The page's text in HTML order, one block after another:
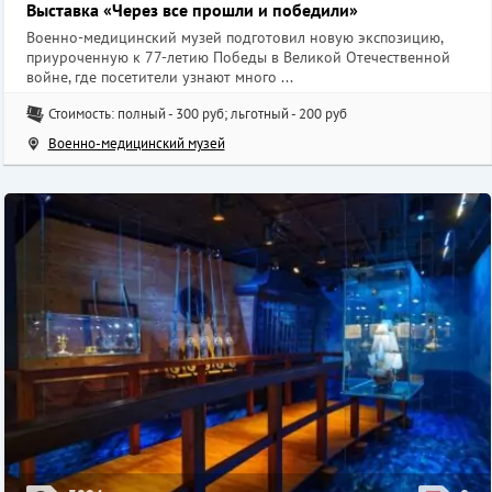
Выставка «Через все прошли и победили»
Военно-медицинский музей подготовил новую экспозицию,
приуроченную к 77-летию Победы в Великой Отечественной
войне, где посетители узнают много ...
Стоимость: полный - 300 руб; льготный - 200 руб
Военно-медицинский музей